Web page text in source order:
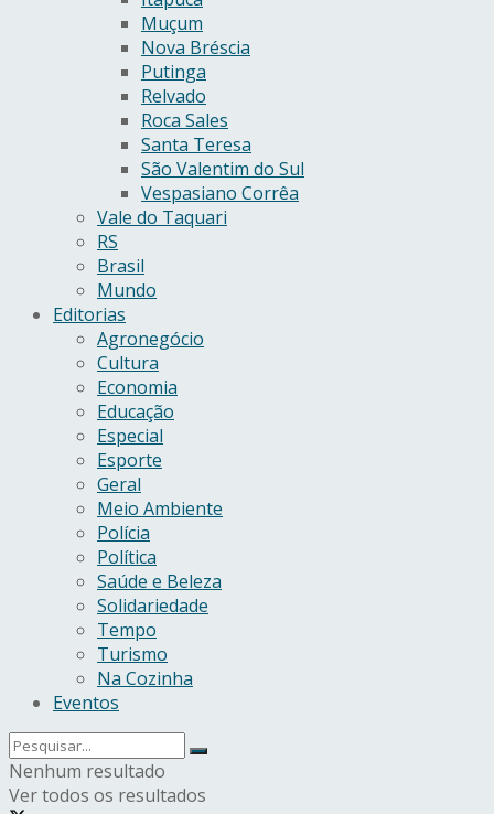
Muçum
Nova Bréscia
Putinga
Relvado
Roca Sales
Santa Teresa
São Valentim do Sul
Vespasiano Corrêa
Vale do Taquari
RS
Brasil
Mundo
Editorias
Agronegócio
Cultura
Economia
Educação
Especial
Esporte
Geral
Meio Ambiente
Polícia
Política
Saúde e Beleza
Solidariedade
Tempo
Turismo
Na Cozinha
Eventos
Nenhum resultado
Ver todos os resultados